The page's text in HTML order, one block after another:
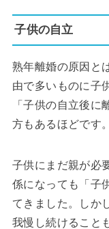
子供の自立
熟年離婚の原因と
由で多いものに子
「子供の自立後に
方もあるほどです。
子供にまだ親が必
係になっても「子
てきました。しか
我慢し続けること